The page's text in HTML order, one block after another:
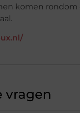
komen
vragen